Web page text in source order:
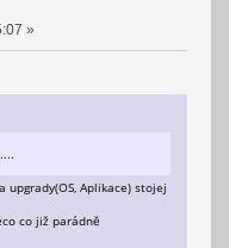
»
Aplikace) stojej
co již parádně